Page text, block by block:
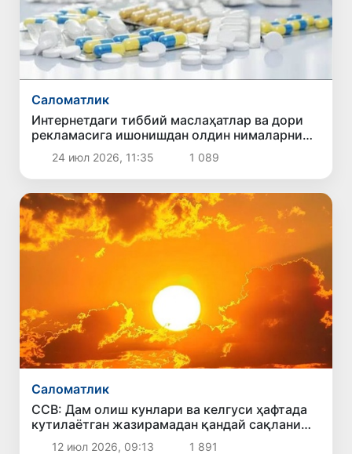
Саломатлик
Интернетдаги тиббий маслаҳатлар ва дори
рекламасига ишонишдан олдин нималарни
билиш керак?
24 июл 2026, 11:35 1 089
Саломатлик
ССВ: Дам олиш кунлари ва келгуси ҳафтада
кутилаётган жазирамадан қандай сақланиш
керак?12 июл 2026, 09:13 1 891